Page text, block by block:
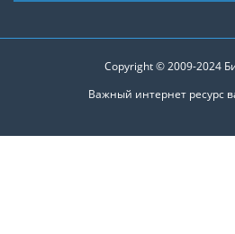
Copyright © 2009-2024
Важный интернет ресурс